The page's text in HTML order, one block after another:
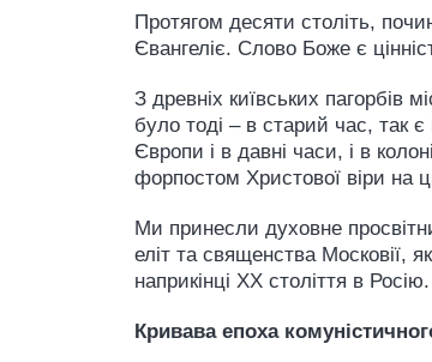
Протягом десяти століть,
Євангеліє. Слово Боже є
З древніх київських пагорбів
було тоді – в старий час, так є
Європи і в давні часи, і в
форпостом Христової віри на
Ми принесли духовне
еліт та священства Московії,
наприкінці XX століття в Росію.
Кривава епоха